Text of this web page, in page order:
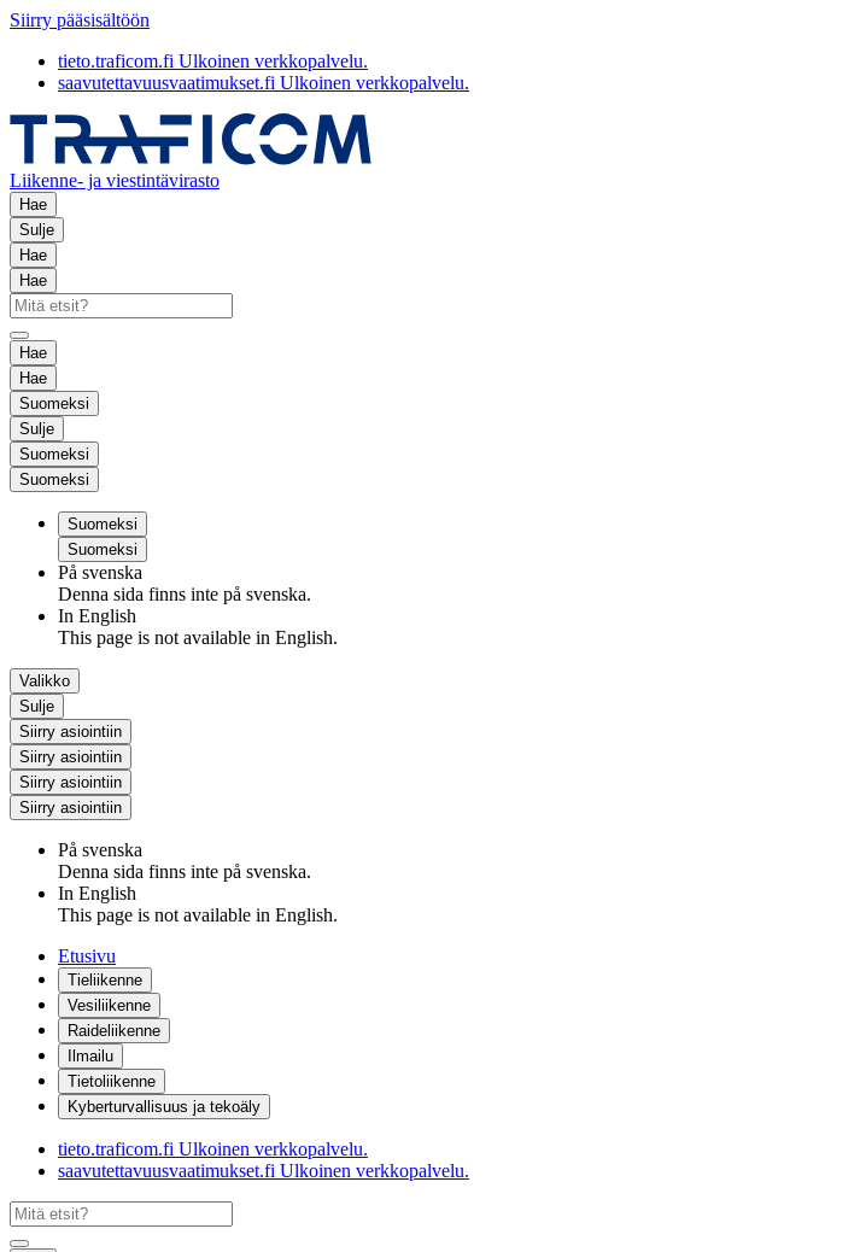
Siirry pääsisältöön
tieto.traficom.fi Ulkoinen verkkopalvelu.
saavutettavuusvaatimukset.fi Ulkoinen verkkopalvelu.
Liikenne- ja viestintävirasto
Hae
Sulje
Hae
Hae
Hae
Hae
Suomeksi
Sulje
Suomeksi
Suomeksi
Suomeksi
Suomeksi
På svenska
Denna sida finns inte på svenska.
In English
This page is not available in English.
Valikko
Sulje
Siirry asiointiin
Siirry asiointiin
Siirry asiointiin
Siirry asiointiin
På svenska
Denna sida finns inte på svenska.
In English
This page is not available in English.
Etusivu
Tieliikenne
Vesiliikenne
Raideliikenne
Ilmailu
Tietoliikenne
Kyberturvallisuus ja tekoäly
tieto.traficom.fi Ulkoinen verkkopalvelu.
saavutettavuusvaatimukset.fi Ulkoinen verkkopalvelu.